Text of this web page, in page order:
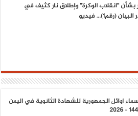
"انقلاب الوكرة" وإطلاق نار كثيف في
(رقم1)... فيديو
اوائل الجمهورية للشهادة الثانوية في اليمن